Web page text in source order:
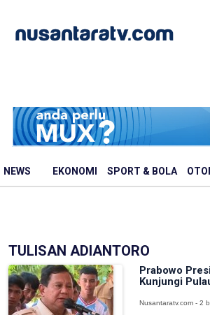
NEWS EKONOMI SPORT & BOLA
TULISAN ADIANTORO
Prabowo
Kunjungi
Nusantaratv.com - 2